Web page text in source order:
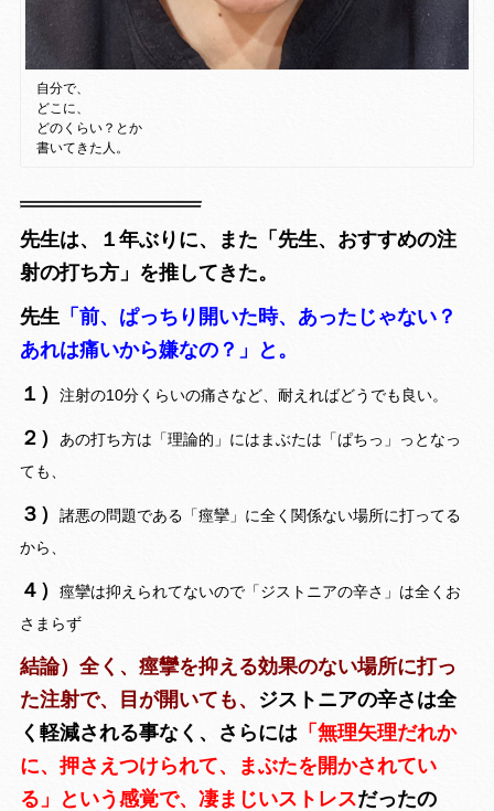
自分で、
どこに、
どのくらい？とか
書いてきた人。
先生は、１年ぶりに、また「先生、おすすめの注
射の打ち方」を推してきた。
先生 「前、ぱっちり開いた時、あったじゃない？
あれは痛いから嫌なの？」と。
１）
注射の10分くらいの痛さなど、耐えればどうでも良い。
２）
あの打ち方は「理論的」にはまぶたは「ぱちっ」っとなっ
ても、
３）
諸悪の問題である「痙攣」に全く関係ない場所に打ってる
から、
４）
痙攣は抑えられてないので「ジストニアの辛さ」は全くお
さまらず
結論）全く、痙攣を抑える効果のない場所に打っ
た注射で、目が開いても、 ジストニアの辛さは全
く軽減される事なく、さらには 「無理矢理だれか
に、押さえつけられて、まぶたを開かされてい
る」という感覚で、凄まじいストレスだったの